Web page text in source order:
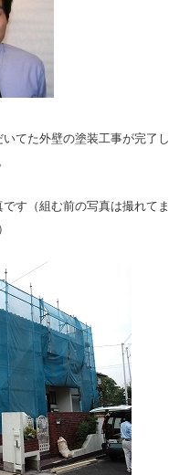
てた外壁の塗装工事が完了し
す（組む前の写真は撮れてま